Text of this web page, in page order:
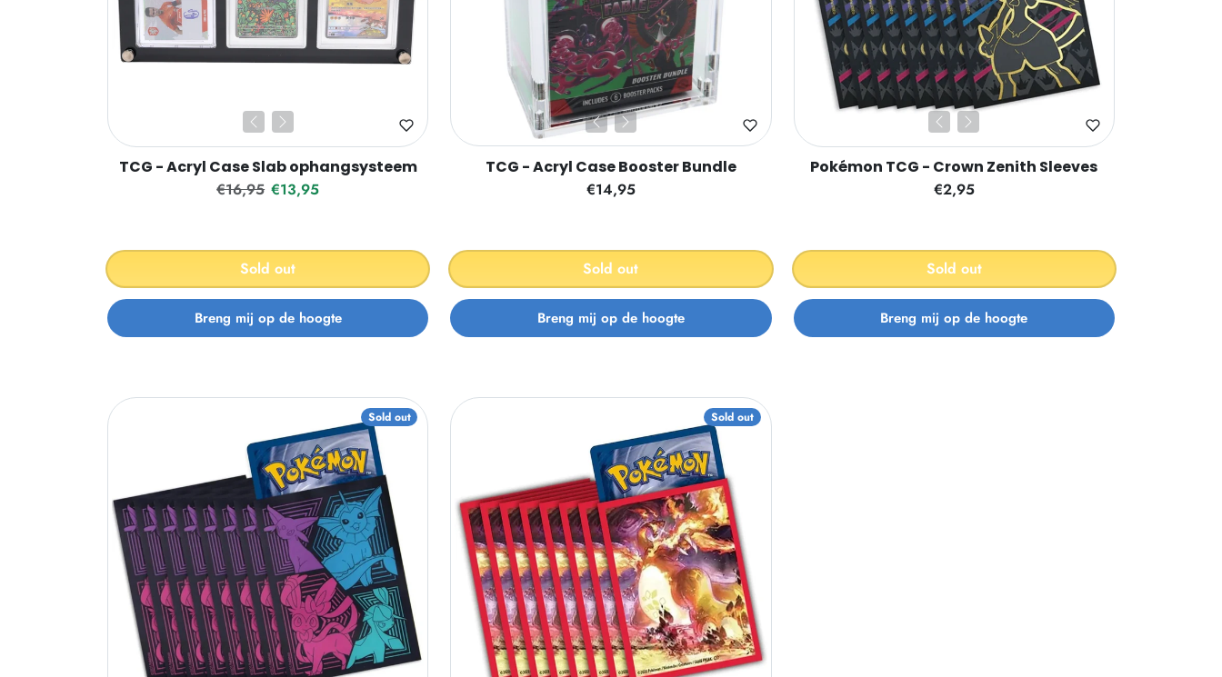
TCG - Acryl Case Slab ophangsysteem
Regular price
€16,95 Sale price
€13,95
Sold out
TCG - Acryl Case Booster Bundle
€14,95
Sold out
Pokémon TCG - Crown Zenith Sleeves
€2,95
Sold out
Sold out Sold out